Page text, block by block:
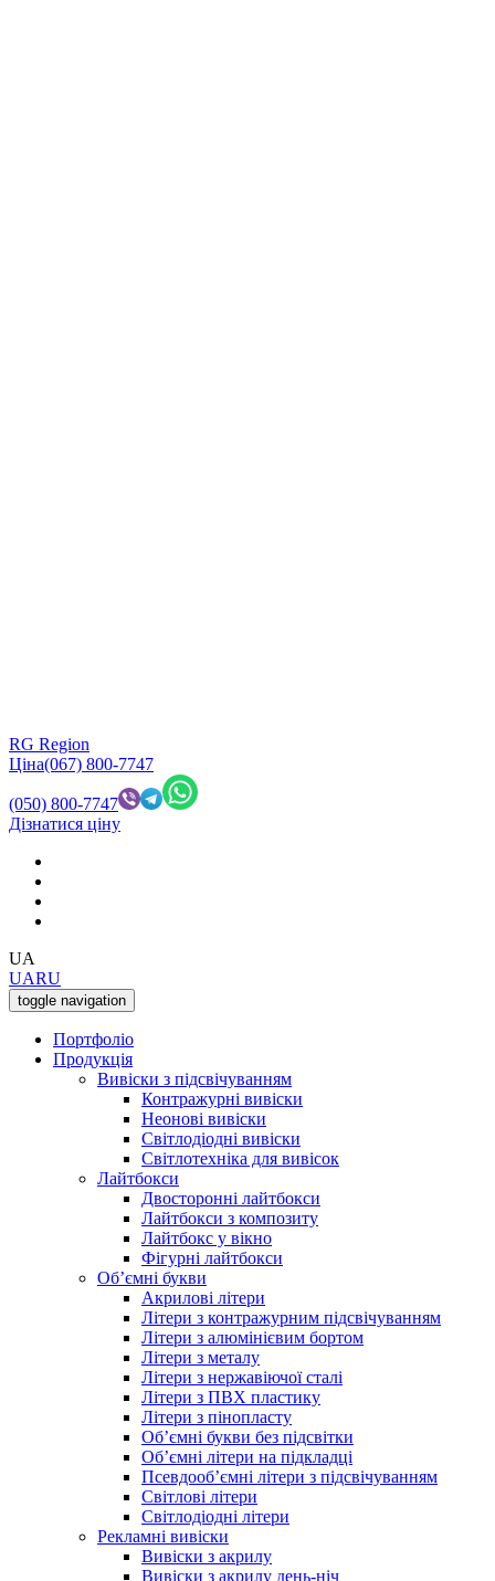
RG Region
Ціна(067) 800-7747
(050) 800-7747
Дізнатися ціну
UA
UARU
toggle navigation
Портфоліо
Продукція
Вивіски з підсвічуванням
Контражурні вивіски
Неонові вивіски
Світлодіодні вивіски
Світлотехніка для вивісок
Лайтбокси
Двосторонні лайтбокси
Лайтбокси з композиту
Лайтбокс у вікно
Фігурні лайтбокси
Об’ємні букви
Акрилові літери
Літери з контражурним підсвічуванням
Літери з алюмінієвим бортом
Літери з металу
Літери з нержавіючої сталі
Літери з ПВХ пластику
Літери з пінопласту
Об’ємні букви без підсвітки
Об’ємні літери на підкладці
Псевдооб’ємні літери з підсвічуванням
Світлові літери
Світлодіодні літери
Рекламні вивіски
Вивіски з акрилу
Вивіски з акрилу день-ніч